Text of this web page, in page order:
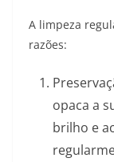
A limpeza
razões:
opaca a
brilho e